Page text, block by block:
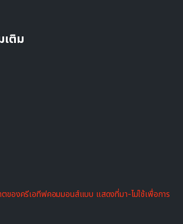
เติม
องครีเอทีฟคอมมอนส์แบบ แสดงที่มา-ไม่ใช้เพื่อการ